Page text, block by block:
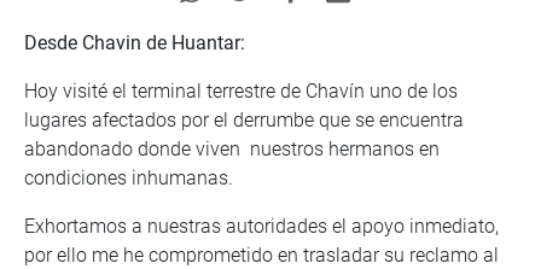
Desde Chavin de Huantar:
Hoy visité el terminal terrestre de Chavín uno de los
lugares afectados por el derrumbe que se encuentra
abandonado donde viven nuestros hermanos en
condiciones inhumanas.
Exhortamos a nuestras autoridades el apoyo inmediato,
por ello me he comprometido en trasladar su reclamo al